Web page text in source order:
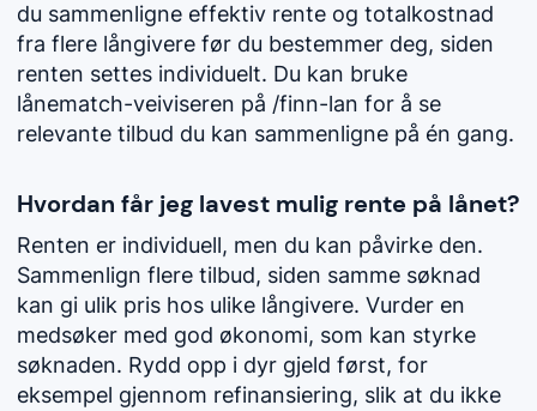
du sammenligne effektiv rente og totalkostnad
fra flere långivere før du bestemmer deg, siden
renten settes individuelt. Du kan bruke
lånematch-veiviseren på /finn-lan for å se
relevante tilbud du kan sammenligne på én gang.
Hvordan får jeg lavest mulig rente på lånet?
Renten er individuell, men du kan påvirke den.
Sammenlign flere tilbud, siden samme søknad
kan gi ulik pris hos ulike långivere. Vurder en
medsøker med god økonomi, som kan styrke
søknaden. Rydd opp i dyr gjeld først, for
eksempel gjennom refinansiering, slik at du ikke